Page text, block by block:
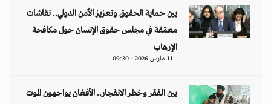
بين حماية الحقوق وتعزيز الأمن الدولي.. نقاشات
معمّقة في مجلس حقوق الإنسان حول مكافحة
الإرهاب
11 مارس 2026 - 09:30
بين الفقر وخطر الانفجار.. الأفغان يواجهون الموت